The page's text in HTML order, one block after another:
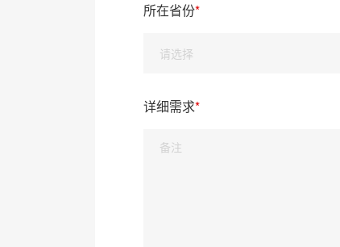
所在省份*
详细需求*